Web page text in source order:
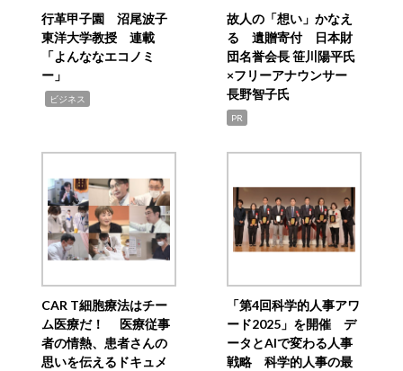
行革甲子園 沼尾波子
東洋大学教授 連載
「よんななエコノミ
ー」
ビジネス
故人の「想い」かなえ
る 遺贈寄付 日本財
団名誉会長 笹川陽平氏
×フリーアナウンサー
長野智子氏
PR
CAR T細胞療法はチー
ム医療だ！ 医療従事
者の情熱、患者さんの
思いを伝えるドキュメ
「第4回科学的人事アワ
ード2025」を開催 デ
ータとAIで変わる人事
戦略 科学的人事の最